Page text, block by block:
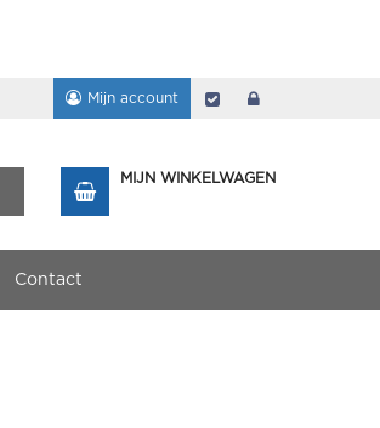
Mijn account Afrekenen
MIJN WINKELWAGEN
Contact